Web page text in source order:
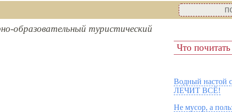
образовательный туристический
Что почитать
Водный настой
ЛЕЧИТ ВСЁ!
Не мусор, а